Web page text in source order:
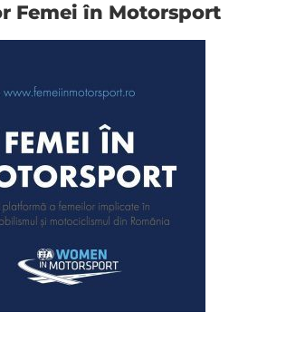
Femei în Motorsport